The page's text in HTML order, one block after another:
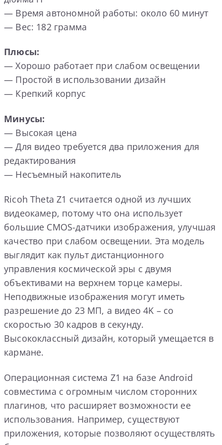
— Время автономной работы: около 60 минут
— Вес: 182 грамма
Плюсы:
— Хорошо работает при слабом освещении
— Простой в использовании дизайн
— Крепкий корпус
Минусы:
— Высокая цена
— Для видео требуется два приложения для
редактирования
— Несъемный накопитель
Ricoh Theta Z1 считается одной из лучших
видеокамер, потому что она использует
большие CMOS-датчики изображения, улучшая
качество при слабом освещении. Эта модель
выглядит как пульт дистанционного
управления космической эры с двумя
объективами на верхнем торце камеры.
Неподвижные изображения могут иметь
разрешение до 23 МП, а видео 4K – со
скоростью 30 кадров в секунду.
Высококлассный дизайн, который умещается в
кармане.
Операционная система Z1 на базе Android
совместима с огромным числом сторонних
плагинов, что расширяет возможности ее
использования. Например, существуют
приложения, которые позволяют осуществлять